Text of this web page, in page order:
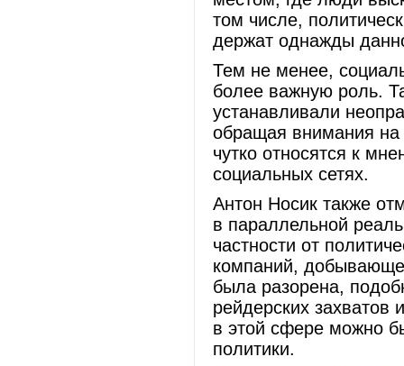
том числе,
держат однажды
Тем не менее,
более важную роль.
устанавливали
обращая внимания на
чутко относятся к
социальных сетях.
Антон Носик также
в параллельной
частности от
компаний,
была разорена,
рейдерских захватов
в этой сфере можно
политики.